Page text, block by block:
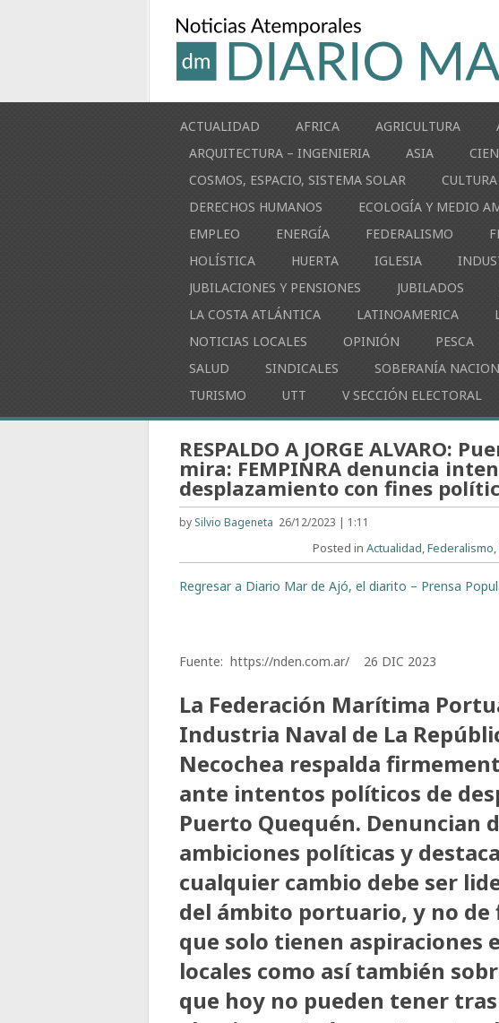
ACTUALIDAD AFRICA AGRICULTURA
ARQUITECTURA – INGENIERIA
ASIA
COSMOS, ESPACIO, SISTEMA SOLAR
CULTURA
DERECHOS HUMANOS
ECOLOGÍA Y MEDIO
EMPLEO
ENERGÍA FEDERALISMO
HOLÍSTICA
HUERTA IGLESIA
JUBILACIONES Y PENSIONES
JUBILADOS
LA COSTA ATLÁNTICA
LATINOAMERICA
NOTICIAS LOCALES
OPINIÓN PESCA
SALUD
SINDICALES SOBERANÍA
TURISMO
UTT V SECCIÓN ELECTORAL
RESPALDO A JORGE ALVARO:
mira: FEMPINRA denuncia
desplazamiento con fines
by Silvio Bageneta 26/12/2023 | 1:11
Posted inActualidad,Federalismo,
Regresar a Diario Mar de Ajó, el diarito – Prensa
Fuente: https://nden.com.ar/ 26 DIC 2023
La Federación Marítima
Industria Naval de La
Necochea respalda
ante intentos políticos de
Puerto Quequén. Denuncian
ambiciones políticas y
cualquier cambio debe ser
del ámbito portuario, y no
que solo tienen aspiraciones
locales como así también
que hoy no pueden tener